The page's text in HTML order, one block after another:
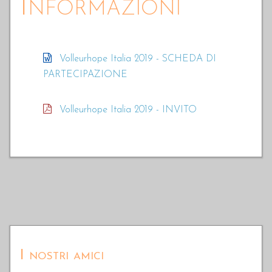
VOLLEURHOPE
Informazioni
Volleurhope Italia 2019 - SCHEDA DI
PARTECIPAZIONE
Volleurhope Italia 2019 - INVITO
I nostri amici